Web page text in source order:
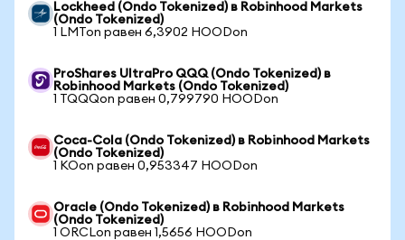
Lockheed (Ondo Tokenized) в Robinhood Markets
(Ondo Tokenized)
1 LMTon равен 6,3902 HOODon
ProShares UltraPro QQQ (Ondo Tokenized) в
Robinhood Markets (Ondo Tokenized)
1 TQQQon равен 0,799790 HOODon
Coca-Cola (Ondo Tokenized) в Robinhood Markets
(Ondo Tokenized)
1 KOon равен 0,953347 HOODon
Oracle (Ondo Tokenized) в Robinhood Markets
(Ondo Tokenized)
1 ORCLon равен 1,5656 HOODon